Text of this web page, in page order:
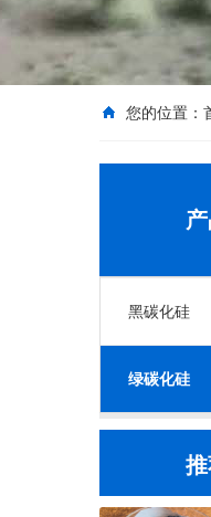
您的位置：
黑碳化硅
绿碳化硅